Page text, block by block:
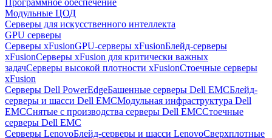
Модульные ЦОД
Серверы для искусственного интеллекта
GPU серверы
Серверы xFusionGPU-серверы xFusionБлейд-серверы
xFusionСерверы xFusion для критически важных
задачСерверы высокой плотности xFusionСтоечные серверы
xFusion
Серверы Dell PowerEdgeБашенные серверы Dell EMCБлейд-
серверы и шасси Dell EMCМодульная инфраструктура Dell
EMCСнятые с производства серверы Dell EMCСтоечные
серверы Dell EMC
Серверы LenovoБлейд-серверы и шасси LenovoСверхплотные